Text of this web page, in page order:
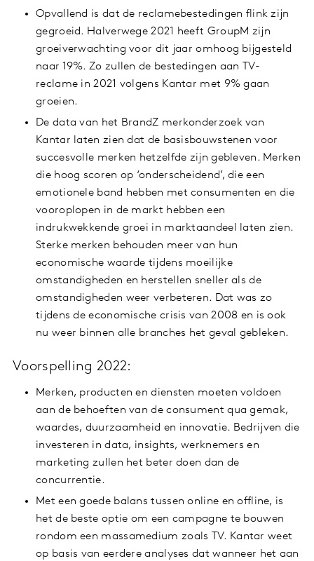
Opvallend is dat de reclamebestedingen flink zijn
gegroeid. Halverwege 2021 heeft GroupM zijn
groeiverwachting voor dit jaar omhoog bijgesteld
naar 19%. Zo zullen de bestedingen aan TV-
reclame in 2021 volgens Kantar met 9% gaan
groeien.
De data van het BrandZ merkonderzoek van
Kantar laten zien dat de basisbouwstenen voor
succesvolle merken hetzelfde zijn gebleven. Merken
die hoog scoren op ‘onderscheidend’, die een
emotionele band hebben met consumenten en die
vooroplopen in de markt hebben een
indrukwekkende groei in marktaandeel laten zien.
Sterke merken behouden meer van hun
economische waarde tijdens moeilijke
omstandigheden en herstellen sneller als de
omstandigheden weer verbeteren. Dat was zo
tijdens de economische crisis van 2008 en is ook
nu weer binnen alle branches het geval gebleken.
Voorspelling 2022:
Merken, producten en diensten moeten voldoen
aan de behoeften van de consument qua gemak,
waardes, duurzaamheid en innovatie. Bedrijven die
investeren in data, insights, werknemers en
marketing zullen het beter doen dan de
concurrentie.
Met een goede balans tussen online en offline, is
het de beste optie om een campagne te bouwen
rondom een massamedium zoals TV. Kantar weet
op basis van eerdere analyses dat wanneer het aan